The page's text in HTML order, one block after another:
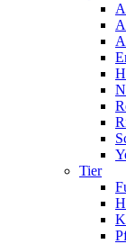
Tier